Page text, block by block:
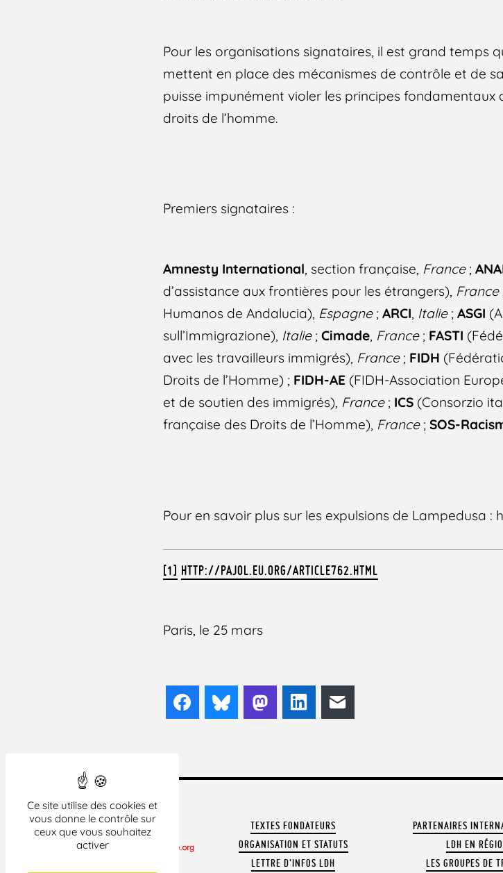
Ce site utilise des cookies et
vous donne le contrôle sur
ceux que vous souhaitez
activer
Pour les organisations signataires, il est grand temps
mettent en place des mécanismes de contrôle et de
puisse impunément violer les principes fondamentaux
droits de l’homme.
Premiers signataires :
Amnesty International, section française, France;
d’assistance aux frontières pour les étrangers), France
Humanos de Andalucia), Espagne;ARCI, Italie;ASGI (
sull’Immigrazione), Italie;Cimade, France; FASTI
avec les travailleurs immigrés), France; FIDH
Droits de l’Homme) ; FIDH-AE (FIDH-Association
et de soutien des immigrés), France; ICS (Consorzio
française des Droits de l’Homme), France;SOS-
Pour en savoir plus sur les expulsions de Lampedusa
[1] HTTP://PAJOL.EU.ORG/ARTICLE762.HTML
Paris, le 25 mars
FacebookBlueskyMastodonLinkedIn
CONTACTER LA LDH
TEXTES FONDATEURS
ORGANISATION ET STATUTS
LETTRE D'INFOS LDH
PARTENAIRES
LDH EN
LES GROUPES DE